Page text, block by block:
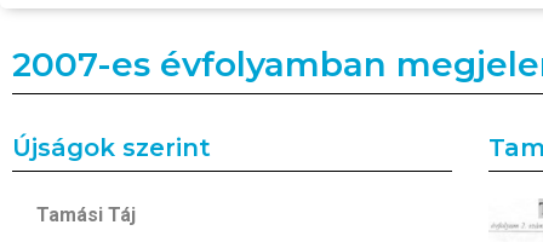
2007-es évfolyamban
Újságok szerint
Tamási Táj